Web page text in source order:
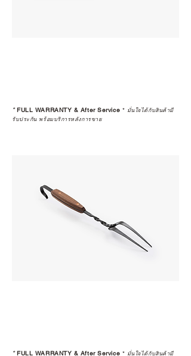
*FULL WARRANTY & After Service * มั่นใจได้กับสินค้ามี
รับประกัน พร้อมบริการหลังการขาย
*FULL WARRANTY & After Service * มั่นใจได้กับสินค้ามี